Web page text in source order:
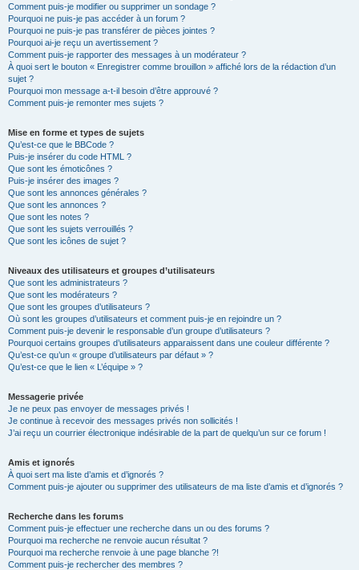
Comment puis-je modifier ou supprimer un sondage ?
Pourquoi ne puis-je pas accéder à un forum ?
Pourquoi ne puis-je pas transférer de pièces jointes ?
Pourquoi ai-je reçu un avertissement ?
Comment puis-je rapporter des messages à un modérateur ?
À quoi sert le bouton « Enregistrer comme brouillon » affiché lors de la rédaction d’un
sujet ?
Pourquoi mon message a-t-il besoin d’être approuvé ?
Comment puis-je remonter mes sujets ?
Mise en forme et types de sujets
Qu’est-ce que le BBCode ?
Puis-je insérer du code HTML ?
Que sont les émoticônes ?
Puis-je insérer des images ?
Que sont les annonces générales ?
Que sont les annonces ?
Que sont les notes ?
Que sont les sujets verrouillés ?
Que sont les icônes de sujet ?
Niveaux des utilisateurs et groupes d’utilisateurs
Que sont les administrateurs ?
Que sont les modérateurs ?
Que sont les groupes d’utilisateurs ?
Où sont les groupes d’utilisateurs et comment puis-je en rejoindre un ?
Comment puis-je devenir le responsable d’un groupe d’utilisateurs ?
Pourquoi certains groupes d’utilisateurs apparaissent dans une couleur différente ?
Qu’est-ce qu’un « groupe d’utilisateurs par défaut » ?
Qu’est-ce que le lien « L’équipe » ?
Messagerie privée
Je ne peux pas envoyer de messages privés !
Je continue à recevoir des messages privés non sollicités !
J’ai reçu un courrier électronique indésirable de la part de quelqu’un sur ce forum !
Amis et ignorés
À quoi sert ma liste d’amis et d’ignorés ?
Comment puis-je ajouter ou supprimer des utilisateurs de ma liste d’amis et d’ignorés ?
Recherche dans les forums
Comment puis-je effectuer une recherche dans un ou des forums ?
Pourquoi ma recherche ne renvoie aucun résultat ?
Pourquoi ma recherche renvoie à une page blanche ?!
Comment puis-je rechercher des membres ?